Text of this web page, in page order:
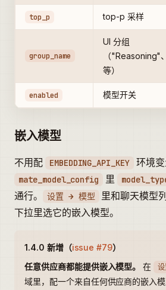
top_p top-p 采样
group_name
UI 分组
（
等）
enabled 模型开关
嵌入模型
不用配 EMBEDDING_API_KEY 环境
mate_model_config 里
通行。
设置 → 模型
里和聊天模型
下拉里选它的嵌入模型。
1.4.0 新增（issue #79）
任意供应商都能提供嵌入模型。
在
域里，配一个来自任何供应商的嵌入